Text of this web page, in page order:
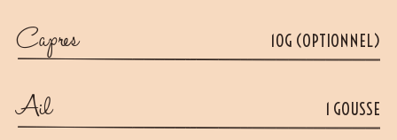
Capres 10G (OPTIONNEL)
Ail 1 GOUSSE